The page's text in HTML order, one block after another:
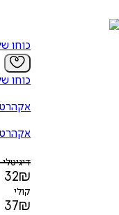
כוחו
כוחו
דיגיטלי
32₪
קולי
37₪